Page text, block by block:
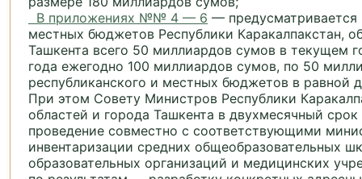
В приложениях №№ 4 — 6 — предусматривается
местных бюджетов Республики Каракалпакстан,
Ташкента всего 50 миллиардов сумов в текущем
года ежегодно 100 миллиардов сумов, по 50
республиканского и местных бюджетов в равной
При этом Совету Министров Республики
областей и города Ташкента в двухмесячный срок
проведение совместно с соответствующими
инвентаризации средних общеобразовательных
образовательных организаций и медицинских